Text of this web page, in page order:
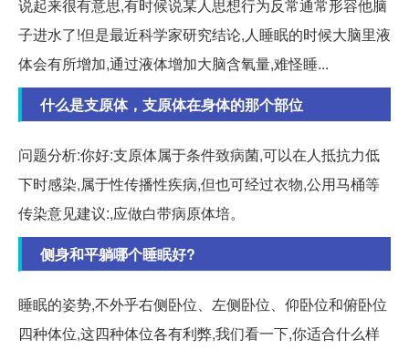
说起来很有意思,有时候说某人思想行为反常通常形容他脑
子进水了!但是最近科学家研究结论,人睡眠的时候大脑里液
体会有所增加,通过液体增加大脑含氧量,难怪睡...
什么是支原体，支原体在身体的那个部位
问题分析:你好:支原体属于条件致病菌,可以在人抵抗力低
下时感染,属于性传播性疾病,但也可经过衣物,公用马桶等
传染意见建议:,应做白带病原体培。
侧身和平躺哪个睡眠好?
睡眠的姿势,不外乎右侧卧位、左侧卧位、仰卧位和俯卧位
四种体位,这四种体位各有利弊,我们看一下,你适合什么样